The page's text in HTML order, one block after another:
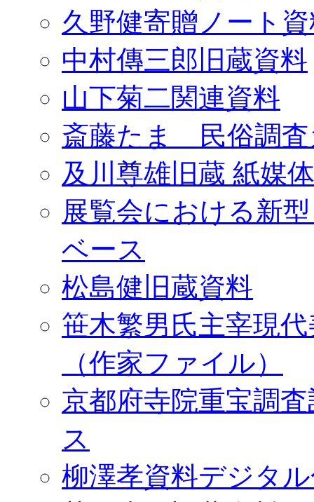
久野健寄贈ノート
中村傳三郎旧蔵資料
山下菊二関連資料
斎藤たま 民俗調査
及川尊雄旧蔵 紙媒
展覧会における新
ベース
松島健旧蔵資料
笹木繁男氏主宰現
（作家ファイル）
京都府寺院重宝調
ス
柳澤孝資料デジタ